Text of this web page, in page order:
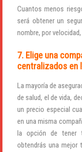
Cuantos menos
será obtener un
nombre, por
7. Elige una
centralizados en
La mayoría de
de salud, el de vida,
un precio especial
en una misma
la opción de tener
obtendrás una mejor